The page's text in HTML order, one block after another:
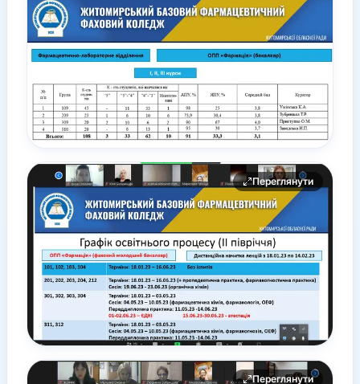
Переглянути
Переглянути